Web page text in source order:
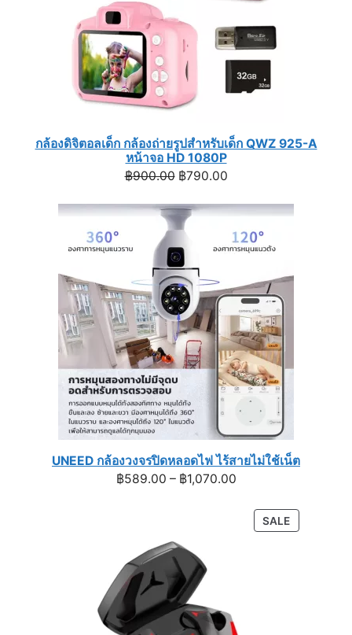
กล้องดิจิตอลเด็ก กล้องถ่ายรูปสำหรับเด็ก QWZ 925-A
หน้าจอ HD 1080P
฿900.00 Original
was:
฿900.00.
฿790.00Current
is:
฿790.00.
UNEED กล้องวงจรปิดหลอดไฟ ไร้สายไม่ใช้เน็ต
฿589.00 – ฿1,070.00Price
฿589.00
through
SALEPRODUCT
ON